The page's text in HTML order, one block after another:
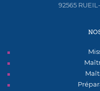
92565